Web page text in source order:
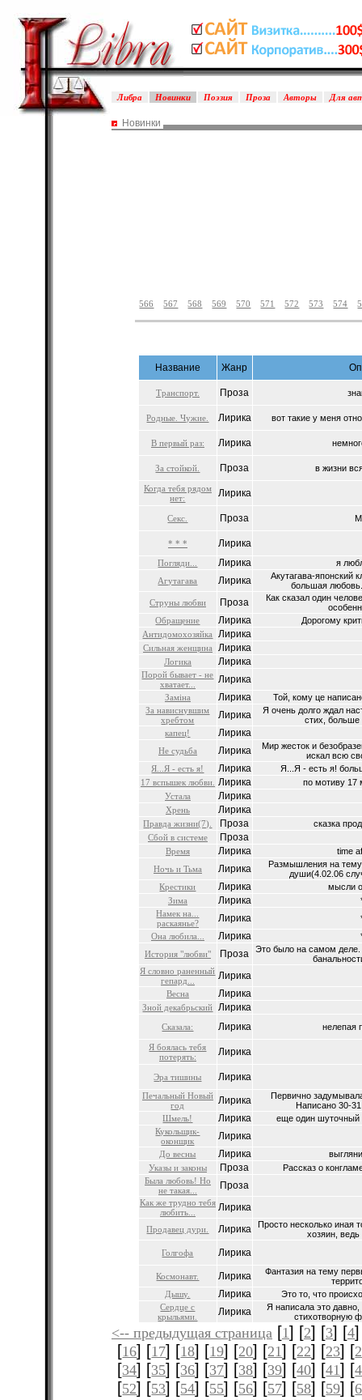
Либра Новинки Поэзия Проза Авторы Для
Новинки
566 567 568 569 570 571 572 573 574
Название Жанр
Транспорт. Проза
Родные. Чужие. Лирика вот такие у меня
В первый раз: Лирика
За стойкой. Проза в жизни
Когда тебя рядом
нет:
Лирика
Секс. Проза
* * * Лирика
Погляди... Лирика
я
Агутагава
Лирика
Акутагава-японский
большая
Струны любви
Проза
Как сказал один
Обращение
Лирика
Дорогому
Антидомохозяйка
Лирика
Сильная женщина Лирика
Логика Лирика
Порой бывает - не
хватает...
Лирика
Замiна Лирика
Той, кому це
За нависнувшим
хребтом
Лирика
Я очень долго ждал
стих, больше
капец!
Лирика
Не судьба Лирика
Мир жесток и
искал всю
Я...Я - есть я!
Лирика
Я...Я - есть я!
17 вспышек любви. Лирика
по мотиву 17
Устала
Лирика
Хрень Лирика
Правда жизни(7). Проза
сказка
Сбой в системе
Проза
Время Лирика
time
Ночь и Тьма
Лирика
Размышления на тему
души(4.02.06
Крестики
Лирика
мысли
Зима
Лирика
Намек на...
раскаянье?
Лирика
Она любила...
Лирика
История "любви"
Проза
Это было на самом деле.
Я словно раненный
гепард...
Лирика
Весна Лирика
Зной декабрьский Лирика
Сказала: Лирика нелепая
Я боялась тебя
потерять:
Лирика
Эра тишины Лирика
Печальный Новый
год
Лирика
Первично
Написано 30-
Шмель!
Лирика
еще один шуточный
Кукольщик-
оконщик
Лирика
До весны Лирика
Указы и законы
Проза
Рассказ о
Была любовь! Но
не такая...
Проза
Как же трудно тебя
любить...
Лирика
Продавец дури. Лирика
Просто несколько иная
хозяин, ведь
Голгофа
Лирика
Космонавт. Лирика
Фантазия на тему
Дышу.
Лирика
Это то, что
Сердце с
крыльями.
Лирика
Я написала это
стихотворную
<-- предыдущая страница [1] [2] [3] [4
[16] [17] [18] [19] [20] [21] [22] [23] [
[34] [35] [36] [37] [38] [39] [40] [41] [
[52] [53] [54] [55] [56] [57] [58] [59] [